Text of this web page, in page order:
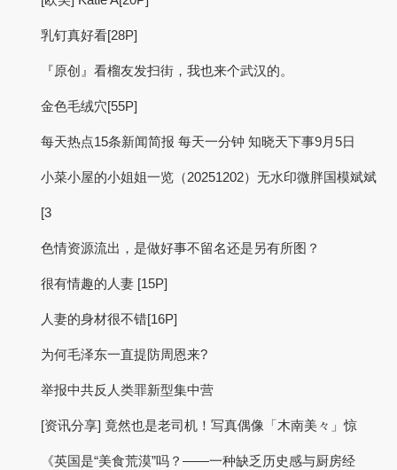
乳钉真好看[28P]
『原创』看榴友发扫街，我也来个武汉的。
金色毛绒穴[55P]
每天热点15条新闻简报 每天一分钟 知晓天下事9月5日
小菜小屋的小姐姐一览（20251202）无水印微胖国模斌斌
[3
色情资源流出，是做好事不留名还是另有所图？
很有情趣的人妻 [15P]
人妻的身材很不错[16P]
为何毛泽东一直提防周恩来?
举报中共反人类罪新型集中营
[资讯分享] 竟然也是老司机！写真偶像「木南美々」惊
《英国是“美食荒漠”吗？——一种缺乏历史感与厨房经